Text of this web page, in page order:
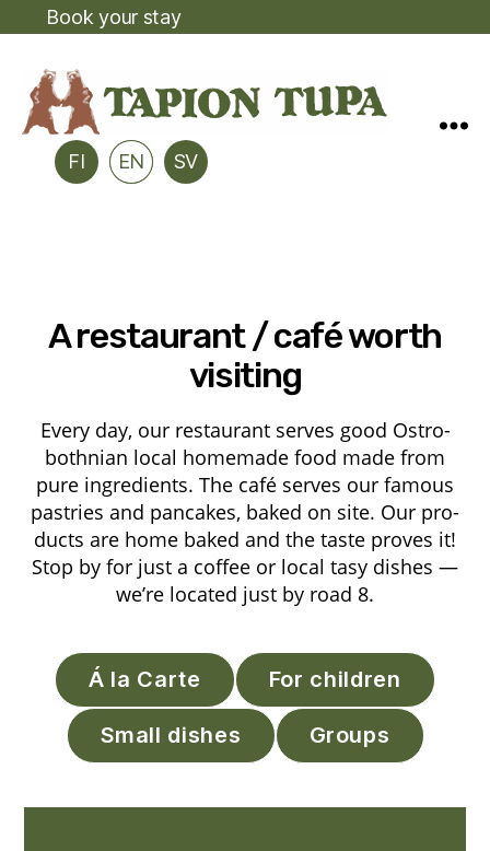
Book your stay
FI EN SV
A restaurant / café worth
visiting
Eve­ry day, our res­tau­rant ser­ves good Ostro­
both­nian local home­ma­de food made from
pure ingre­dients. The café ser­ves our famous
pastries and panca­kes, baked on site. Our pro­
ducts are home baked and the tas­te pro­ves it!
Stop by for just a cof­fee or local tasy dis­hes —
we’­re loca­ted just by road 8.
Á la Carte For children
Small dishes Groups